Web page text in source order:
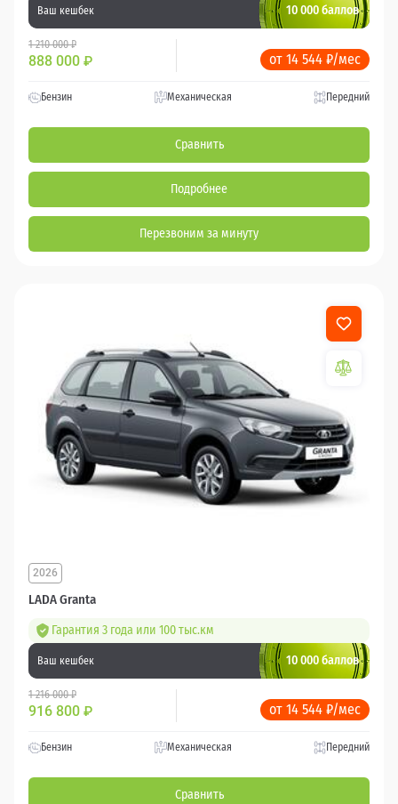
Ваш кешбек 10 000 баллов
1 210 000 ₽
888 000 ₽ от 14 544 ₽/мес
Бензин Механическая Передний
Сравнить
Подробнее
Перезвоним за минуту
LADA Granta
2026
Гарантия 3 года или 100 тыс.км
Ваш кешбек 10 000 баллов
1 216 000 ₽
916 800 ₽ от 14 544 ₽/мес
Бензин Механическая Передний
Сравнить